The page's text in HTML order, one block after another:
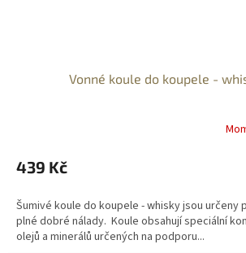
Vonné koule do koupele -
439 Kč
Šumivé koule do koupele - whisky jsou určeny
plné dobré nálady. Koule obsahují speciální
olejů a minerálů určených na podporu...